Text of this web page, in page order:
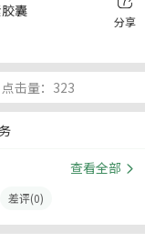
囊
分享
点击量：323
查看全部
差评(0)